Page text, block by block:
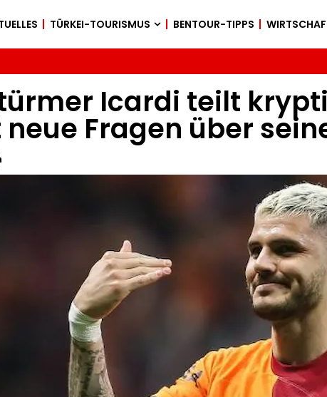
TÜRKEI-TOURISMUS BENTOUR-TIPPS
Icardi teilt
Fragen über